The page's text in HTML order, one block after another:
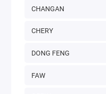
CHANGAN
CHERY
DONG FENG
FAW